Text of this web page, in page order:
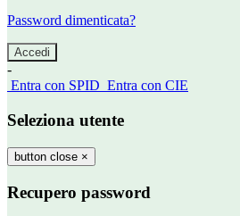
Password dimenticata?
-
Entra con SPID Entra con CIE
Seleziona utente
button close ×
Recupero password